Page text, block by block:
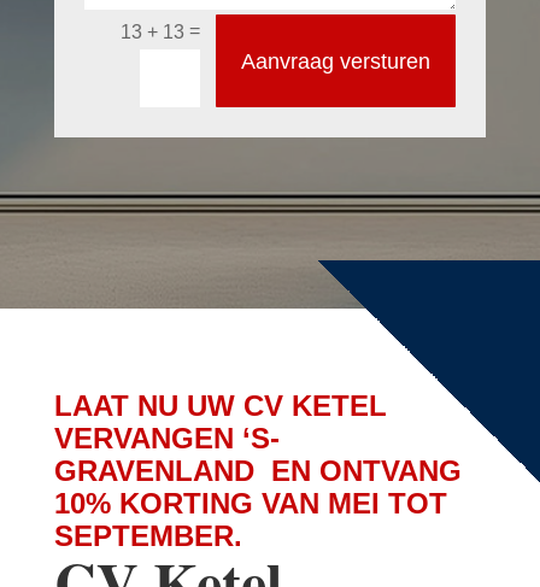
13 + 13 =
Aanvraag versturen
LAAT NU UW CV KETEL
VERVANGEN ‘S-
GRAVENLAND EN ONTVANG
10% KORTING VAN MEI TOT
SEPTEMBER.